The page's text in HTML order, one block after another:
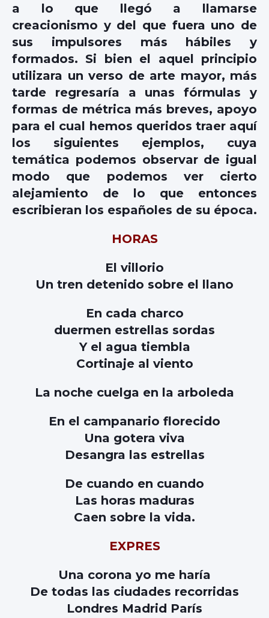
a lo que llegó a llamarse
creacionismo y del que fuera uno de
sus impulsores más hábiles y
formados. Si bien el aquel principio
utilizara un verso de arte mayor, más
tarde regresaría a unas fórmulas y
formas de métrica más breves, apoyo
para el cual hemos queridos traer aquí
los siguientes ejemplos, cuya
temática podemos observar de igual
modo que podemos ver cierto
alejamiento de lo que entonces
escribieran los españoles de su época.
HORAS
El villorio
Un tren detenido sobre el llano
En cada charco
duermen estrellas sordas
Y el agua tiembla
Cortinaje al viento
La noche cuelga en la arboleda
En el campanario florecido
Una gotera viva
Desangra las estrellas
De cuando en cuando
Las horas maduras
Caen sobre la vida.
EXPRES
Una corona yo me haría
De todas las ciudades recorridas
Londres Madrid París